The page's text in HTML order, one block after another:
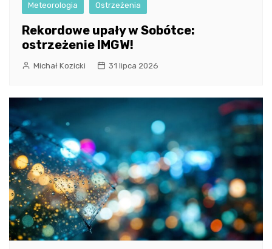
Meteorologia Ostrzeżenia
Rekordowe upały w Sobótce:
ostrzeżenie IMGW!
Michał Kozicki 31 lipca 2026